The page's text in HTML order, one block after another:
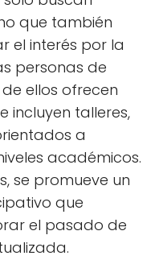
que también
el interés por la
personas de
ellos ofrecen
incluyen talleres,
a
académicos.
se promueve un
que
el pasado de